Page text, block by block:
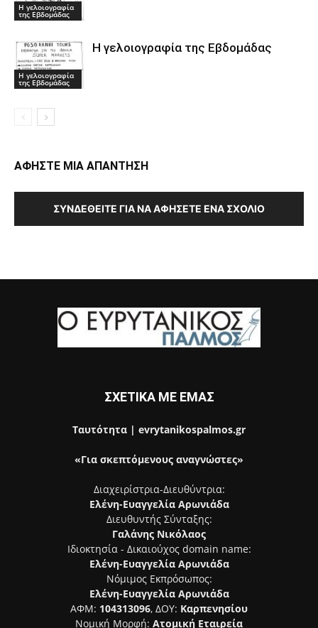
Η γελοιογραφία
της Εβδομάδας
Η γελοιογραφία
της Εβδομάδας
Η γελοιογραφία της Εβδομάδας
ΑΦΗΣΤΕ ΜΙΑ ΑΠΑΝΤΗΣΗ
ΣΥΝΔΕΘΕΊΤΕ ΓΙΑ ΝΑ ΑΦΉΣΕΤΕ ΈΝΑ ΣΧΌΛΙΟ
ΣΧΕΤΙΚΑ ΜΕ ΕΜΑΣ
Ταυτότητα | evrytanikospalmos.gr
«Για σκεπτόμενους αναγνώστες»
Διαχειρίστρια-Διευθύντρια:
Ελένη-Ευαγγελία Αρωνιάδα
Διευθυντής Σύνταξης:
Γαλάνης Νικόλαος
Ιδιοκτησία - Δικαιούχος domain name:
Ελένη-Ευαγγελία Αρωνιάδα
Νόμιμος Εκπρόσωπος:
Ελένη-Ευαγγελία Αρωνιάδα
ΑΦΜ: 104313096, ΔΟΥ: Καρπενησίου
Νομική Μορφή: Ατομική Εταιρεία